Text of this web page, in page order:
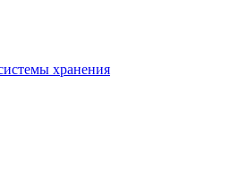
хранения